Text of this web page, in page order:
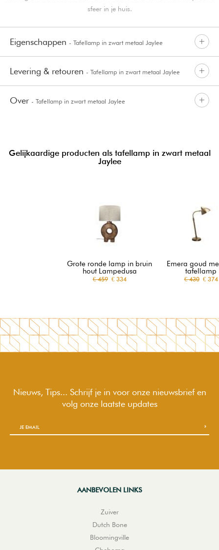
sfeer in je huis.
Eigenschappen - Tafellamp in zwart metaal Jaylee
Levering & retouren - Tafellamp in zwart metaal Jaylee
Over - Tafellamp in zwart metaal Jaylee
Gelijkaardige producten als tafellamp in zwart metaal
Jaylee
Grote ronde lamp in bruin
hout Lampedusa
€ 459€ 334
Emera goud
tafellamp
€ 430€ 374
Nieuws, Tips... Schrijf je in voor onze nieuwsbrief en
volg onze laatste updates
AANBEVOLEN LINKS
Zuiver
Dutch Bone
Bloomingville